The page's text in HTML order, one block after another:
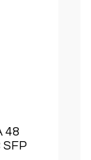
48
SFP